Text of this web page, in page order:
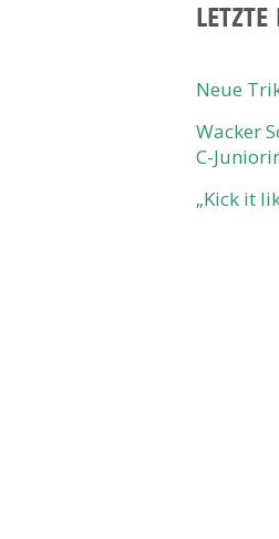
LETZTE
Neue
Wacker
C-
„Kick it